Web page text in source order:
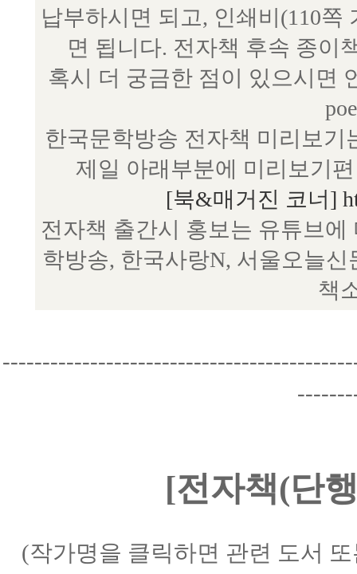
납부하시면 되고, 인쇄비(110
면 됩니다. 전자책 후속 종이
혹시 더 궁금한 점이 있으시면
한국문학방송 전자책 미리보
제일 아래부분에 미리보기
[북&매거진 코너]
전자책 출간시 홍보는 유튜브
학방송, 한국사랑N, 서울오늘
책
[전자책(단
(작가명을 클릭하면 관련 도서